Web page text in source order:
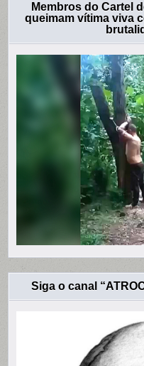
Membros do Cartel
queimam vítima viva
Siga o canal